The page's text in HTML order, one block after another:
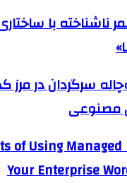
با
سرگردان در مرز
of Using
Your Enterprise